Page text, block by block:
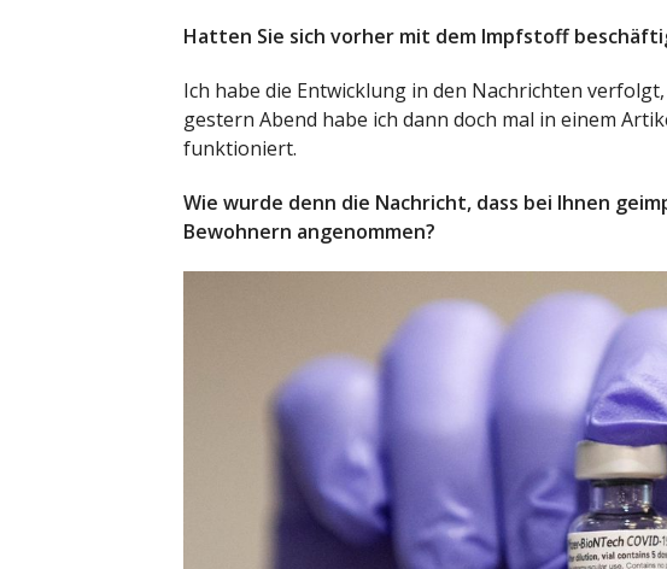
Hatten Sie sich vorher mit dem Impfstoff
Ich habe die Entwicklung in den Nachrichten
gestern Abend habe ich dann doch mal in einem
funktioniert.
Wie wurde denn die Nachricht, dass bei Ihnen
Bewohnern angenommen?